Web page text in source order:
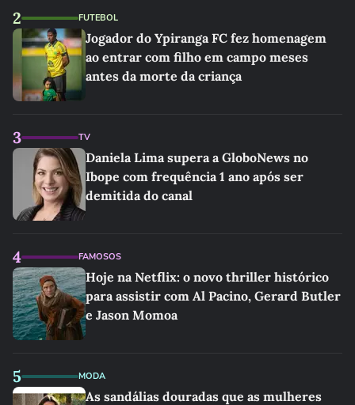
2 FUTEBOL
Jogador do Ypiranga FC fez homenagem
ao entrar com filho em campo meses
antes da morte da criança
3 TV
Daniela Lima supera a GloboNews no
Ibope com frequência 1 ano após ser
demitida do canal
4 FAMOSOS
Hoje na Netflix: o novo thriller histórico
para assistir com Al Pacino, Gerard Butler
e Jason Momoa
5 MODA
As sandálias douradas que as mulheres